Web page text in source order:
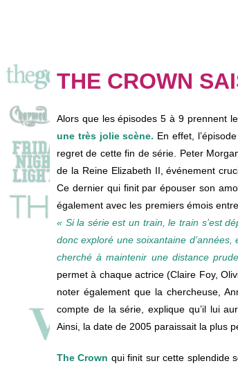
THE CROWN
Alors que les épisodes 5 à 9 prennent
une très jolie scène. En effet,
regret de cette fin de série. Peter
de la Reine Elizabeth II, événement
Ce dernier qui finit par épouser son
également avec les premiers émois
« Si la série est un train, le train s’est
donc exploré une soixantaine
cherché à maintenir une distance
permet à chaque actrice (Claire Foy,
noter également que la chercheuse,
compte de la série, explique qu’il lui
Ainsi, la date de 2005 paraissait la plus
The Crown qui finit sur cette splendide